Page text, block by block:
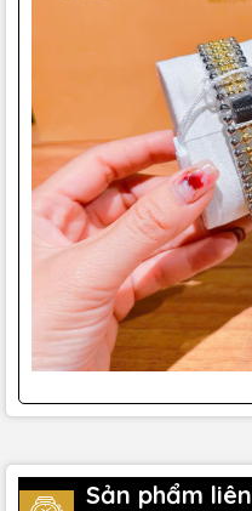
Sản phẩm liên